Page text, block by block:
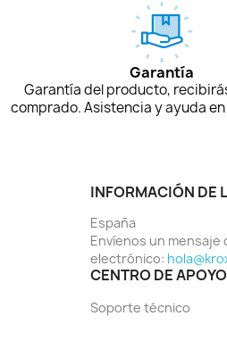
Garantía
Garantía del producto,
comprado. Asistencia y ayuda
INFORMACIÓN DE
España
Envíenos un mensaje
electrónico:
CENTRO DE APOYO
Soporte técnico